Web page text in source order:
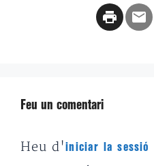
Feu un comentari
Heu d'iniciar la sessió